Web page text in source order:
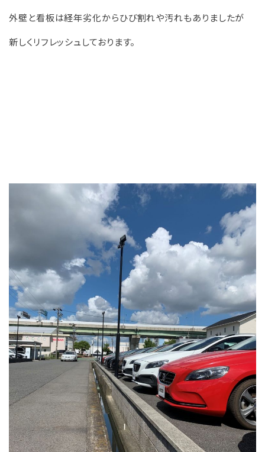
外壁と看板は経年劣化からひび割れや汚れもありましたが
新しくリフレッシュしております。